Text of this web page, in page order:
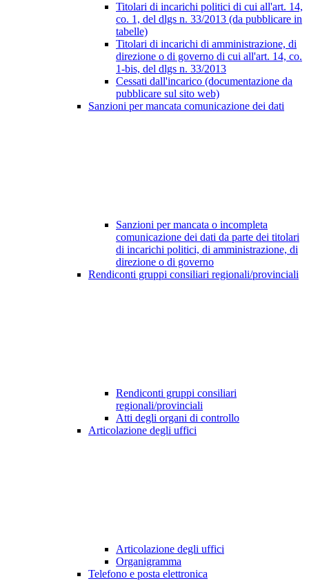
Titolari di incarichi politici di cui all'art. 14,
co. 1, del dlgs n. 33/2013 (da pubblicare in
tabelle)
Titolari di incarichi di amministrazione, di
direzione o di governo di cui all'art. 14, co.
1-bis, del dlgs n. 33/2013
Cessati dall'incarico (documentazione da
pubblicare sul sito web)
Sanzioni per mancata comunicazione dei dati
Sanzioni per mancata o incompleta
comunicazione dei dati da parte dei titolari
di incarichi politici, di amministrazione, di
direzione o di governo
Rendiconti gruppi consiliari regionali/provinciali
Rendiconti gruppi consiliari
regionali/provinciali
Atti degli organi di controllo
Articolazione degli uffici
Articolazione degli uffici
Organigramma
Telefono e posta elettronica